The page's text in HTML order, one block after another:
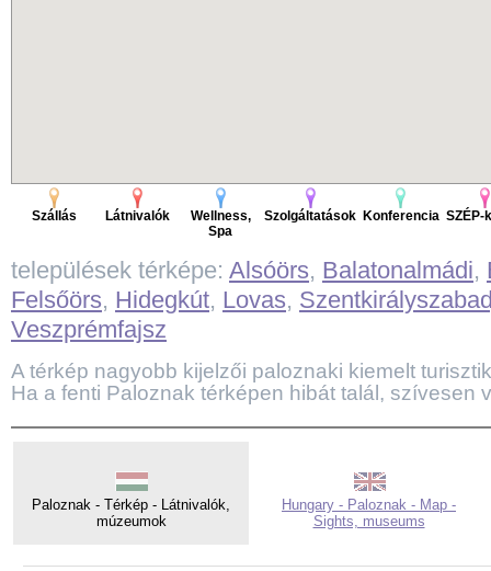
Szállás Látnivalók
Wellness,
Spa
Szolgáltatások Konferencia SZÉP-
települések térképe: Alsóörs, Balatonalmádi,
Felsőörs, Hidegkút, Lovas,
Veszprémfajsz
A térkép nagyobb kijelzői paloznaki kiemelt
Ha a fenti Paloznak térképen hibát talál, szívesen
Paloznak - Térkép - Látnivalók,
múzeumok
Hungary - Paloznak - Map -
Sights, museums